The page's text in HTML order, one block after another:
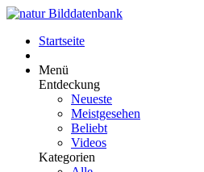
Startseite
Menü
Entdeckung
Neueste
Meistgesehen
Beliebt
Videos
Kategorien